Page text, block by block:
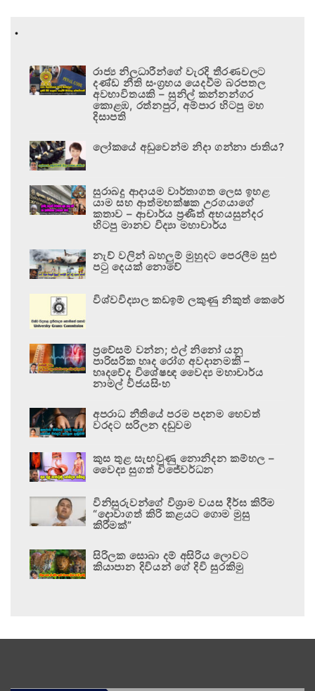
.
රාජ්‍ය නිලධාරීන්ගේ වැරදි තීරණවලට
දණ්ඩ නීති සංග්‍රහය යෙදවීම බරපතල
අවභාවිතයකි – සුනිල් කන්නන්ගර
කොළඹ, රත්නපුර, අම්පාර හිටපු මහ
දිසාපති
ලෝකයේ අඩුවෙන්ම නිදා ගන්නා ජාතිය?
සුරාබදු ආදායම වාර්තාගත ලෙස ඉහළ
යාම සහ ආත්මභක්ෂක උරගයාගේ
කතාව – ආචාර්ය ප්‍රණීත් අභයසුන්දර
හිටපු මානව විද්‍යා මහාචාර්ය
නැව් වලින් බහලුම් මුහුදට පෙරලීම සුළු
පටු දෙයක් නොවේ
විශ්වවිද්‍යාල කඩඉම් ලකුණු නිකුත් කෙරේ
ප්‍රවේසම් වන්න; එල් නිනෝ යනු
පාරිසරික හෘද රෝග අවදානමකි –
හෘදවේද විශේෂඥ වෛද්‍ය මහාචාර්ය
නාමල් විජයසිංහ
අපරාධ නීතියේ පරම පදනම හෙවත්
වරදට සරිලන දඬුවම
කුස තුළ සැඟවුණු නොනිදන කම්හල –
වෛද්‍ය සුගත් විජේවර්ධන
විනිසුරුවන්ගේ විශ්‍රාම වයස දීර්ඝ කිරීම
“දොවාගත් කිරි කළයට ගොම මුසු
කිරීමක්”
සිරිලක සොබා දම් අසිරිය ලොවට
කියාපාන දිවියන් ගේ දිවි සුරකිමු